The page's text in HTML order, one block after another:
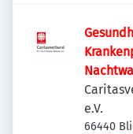
e.V.
66440